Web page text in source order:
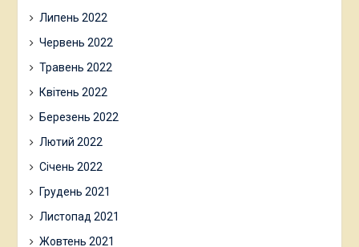
Липень 2022
Червень 2022
Травень 2022
Квітень 2022
Березень 2022
Лютий 2022
Січень 2022
Грудень 2021
Листопад 2021
Жовтень 2021